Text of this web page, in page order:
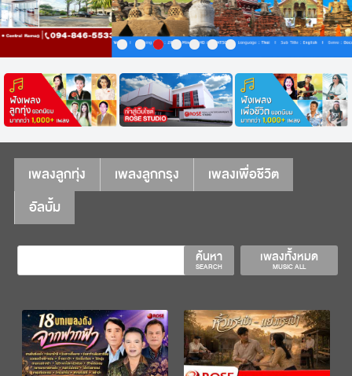
เพลงลูกทุ่ง เพลงลูกกรุง
เพลงเพื่อชีวิต
อัลบั้ม
เพลงทั้งหมด
MUSIC ALL
ค้นหา
SEARCH